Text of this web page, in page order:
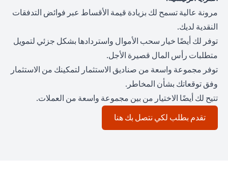
مرونة عالية تسمح لك بزيادة قيمة الأقساط عبر فوائض التدفقات
النقدية لديك.
توفر لك أيضًا خيار سحب الأموال واستردادها بشكل جزئي لتمويل
متطلبات رأس المال قصيرة الأجل.
توفر مجموعة واسعة من صناديق الاستثمار لتمكينك من الاستثمار
وفق توقعاتك بشأن المخاطر.
تتيح لك أيضًا الاختيار من بين مجموعة واسعة من العملات.
تقدم بطلب لكي نتصل بك هنا